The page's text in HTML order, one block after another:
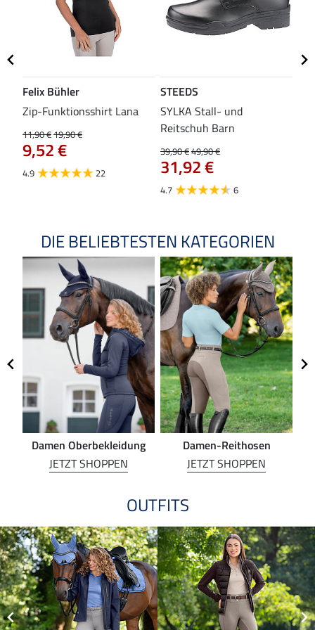
Felix Bühler
Zip-Funktionsshirt Lana
11,90 €19,90 €
9,52 €
4.9 22
STEEDS
SYLKA Stall- und
Reitschuh Barn
39,90 €49,90 €
31,92 €
4.7 6
DIE BELIEBTESTEN KATEGORIEN
Damen Oberbekleidung
JETZT SHOPPEN
Damen-Reithosen
JETZT SHOPPEN
OUTFITS